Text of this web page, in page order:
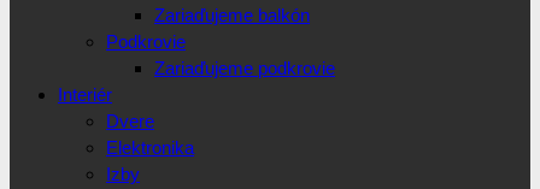
Zariaďujeme balkón
Podkrovie
Zariaďujeme podkrovie
Interiér
Dvere
Elektronika
Izby